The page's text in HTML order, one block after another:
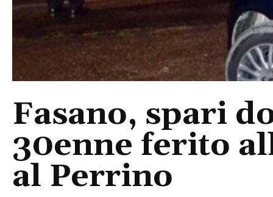
Fasano, spari
30enne ferito
al Perrino